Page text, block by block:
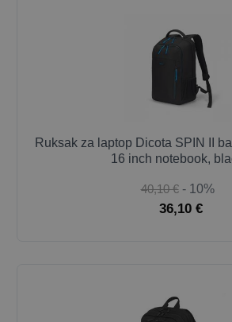
Ruksak za laptop Dicota SPIN II
16 inch notebook,
40,10 € - 10%
36,10 €